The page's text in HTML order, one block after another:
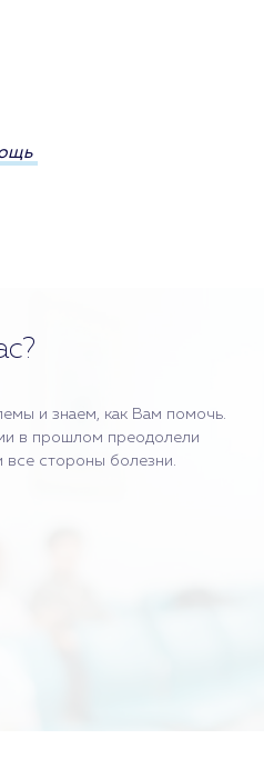
и знаем, как Вам помочь.
в прошлом преодолели
все стороны болезни.